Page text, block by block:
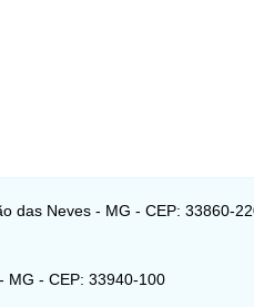
das Neves - MG - CEP: 33860-
MG - CEP: 33940-100